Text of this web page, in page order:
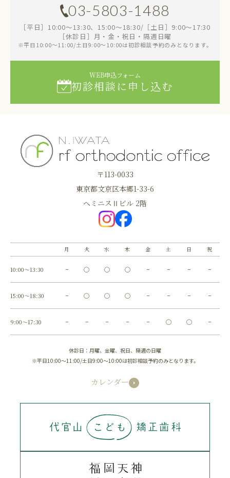
03-5803-1488
［平日］10:00～13:30、15:00～18:30/［土日］9:00～17:30
［休診日］月・金・祝日・隔週日曜
※平日10:00～11:00/土日9:00～10:00は初診相談予約のみとなります。
WEB申込フォーム
初診相談に申し込む
〒113-0033
東京都文京区本郷1-33-6
へミニスⅡビル 2階
月 火 水 木 金 土 日 祝
10:00～13:30 − ◯ ◯ ◯ − − − −
15:00～18:30 − ◯ ◯ ◯ − − − −
9:00～17:30 − − − − − ◯ ◯ −
休診日：月曜、金曜、祝日、隔週の日曜
※平日10:00～11:00/土日9:00～10:00は初診相談予約のみとなります。
カレンダー